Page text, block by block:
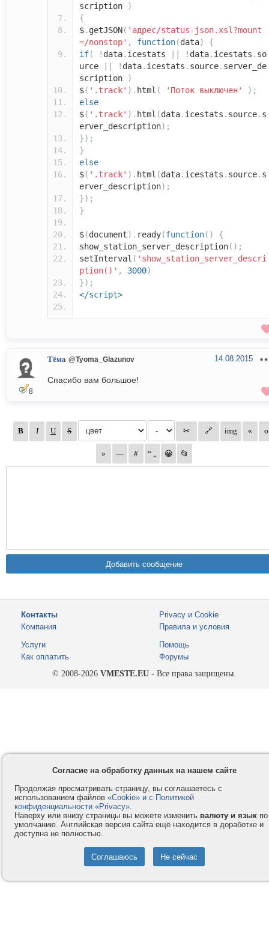
scription
)
{
$. getJSON( 'адрес/status-json.xsl?mount
=/nonstop' , function(data)
{
if( ! data. icestats ! data. icestats . so
urce
! data. icestats . source. server_de
scription
)
$( '.track' ). html ( 'Поток выключен'
);
else
$( '.track' ). html (data. icestats . source. s
erver_description);
});
}
else
$( '.track' ). html (data. icestats . source. s
erver_description);
});
}
$(document). ready(function()
{
show_station_server_description();
setInterval ( 'show_station_server_descri
ption()' , 3000)
});
</script>
8
Тёма @Tyoma_Glazunov 14.08.2015
Спасибо вам большое!
Контакты
Компания
Privacy и Cookie
Правила и условия
Услуги
Как оплатить
Помощь
Форумы
© 2008-2026 VMESTE.EU - Все права защищены.
Согласие на обработку данных на нашем сайте
Продолжая просматривать страницу, вы соглашаетесь с
использованием файлов «Cookie» и с Политикой
конфиденциальности «Privacy».
Наверху или внизу страницы вы можете изменить валюту и язык по
умолчанию. Английская версия сайта ещё находится в доработке и
доступна не полностью.